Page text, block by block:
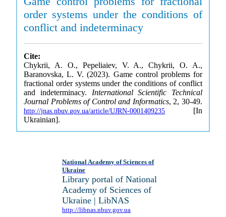
order systems under the conditions of
conflict and indeterminacy
Cite:
Chykrii, A. O., Pepeliaiev, V. A., Chykrii, O. A.,
Baranovska, L. V. (2023). Game control problems for
fractional order systems under the conditions of conflict
and indeterminacy. International Scientific Technical
Journal Problems of Control and Informatics, 2, 30-49.
http://jnas.nbuv.gov.ua/article/UJRN-0001409235 [In
Ukrainian].
National Academy of Sciences of
Ukraine
Library portal of National
Academy of Sciences of
Ukraine | LibNAS
http://libnas.nbuv.gov.ua